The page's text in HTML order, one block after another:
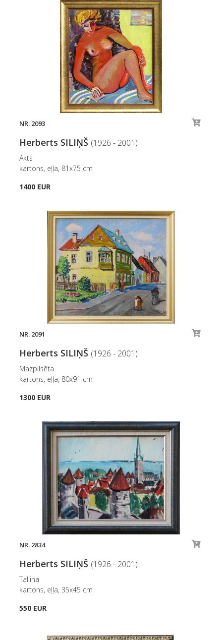
NR. 2093
Herberts SILIŅŠ (1926 - 2001)
Akts
kartons, eļļa, 81x75 cm
1400 EUR
NR. 2091
Herberts SILIŅŠ (1926 - 2001)
Mazpilsēta
kartons, eļļa, 80x91 cm
1300 EUR
NR. 2834
Herberts SILIŅŠ (1926 - 2001)
Tallina
kartons, eļļa, 35x45 cm
550 EUR